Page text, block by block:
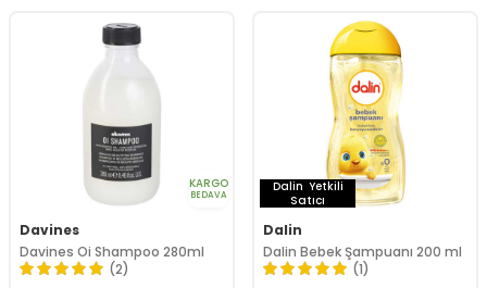
KARGO
BEDAVA
Davines
Davines Oi Shampoo 280ml
(2)
Dalin Yetkili
Satıcı
Dalin
Dalin Bebek Şampuanı 200 ml
(1)